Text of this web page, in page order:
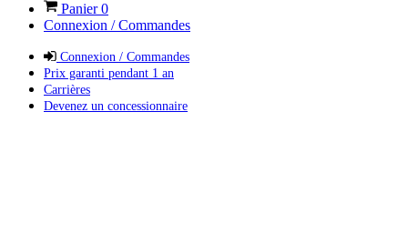
Panier0
Connexion / Commandes
Connexion / Commandes
Prix garanti pendant 1 an
Carrières
Devenez un concessionnaire